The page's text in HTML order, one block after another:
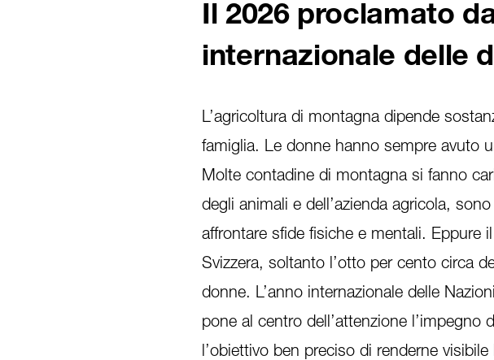
Il 2026 proclamato
internazionale delle
L’agricoltura di montagna dipende
famiglia. Le donne hanno sempre avuto
Molte contadine di montagna si fanno
degli animali e dell’azienda agricola,
affrontare sfide fisiche e mentali. Eppure
Svizzera, soltanto l’otto per cento circa
donne. L’anno internazionale delle
pone al centro dell’attenzione
l’obiettivo ben preciso di renderne